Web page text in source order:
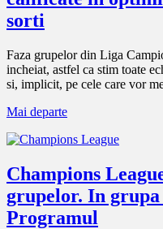
sorti
Faza grupelor din Liga
incheiat, astfel ca stim toate
si, implicit, pe cele care vor
Mai departe
Champions
grupelor. In
Programul